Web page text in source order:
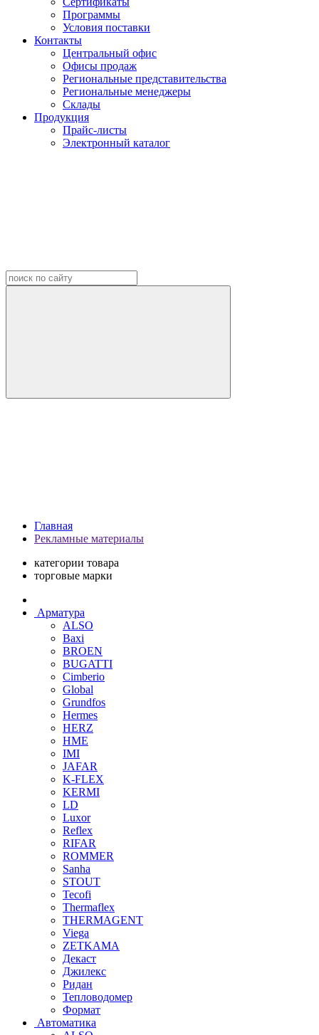
Программы
Условия поставки
Контакты
Центральный офис
Офисы продаж
Региональные представительства
Региональные менеджеры
Склады
Продукция
Прайс-листы
Электронный каталог
Главная
Рекламные материалы
категории товара
торговые марки
Арматура
ALSO
Baxi
BROEN
BUGATTI
Cimberio
Global
Grundfos
Hermes
HERZ
HME
IMI
JAFAR
K-FLEX
KERMI
LD
Luxor
Reflex
RIFAR
ROMMER
Sanha
STOUT
Tecofi
Thermaflex
THERMAGENT
Viega
ZETKAMA
Декаст
Джилекс
Ридан
Тепловодомер
Формат
Автоматика